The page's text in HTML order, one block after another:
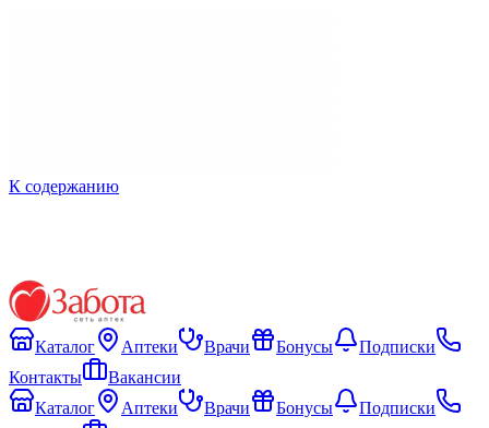
К содержанию
Каталог Аптеки Врачи Бонусы
Подписки
Контакты
Вакансии
Каталог
Аптеки Врачи Бонусы
Подписки